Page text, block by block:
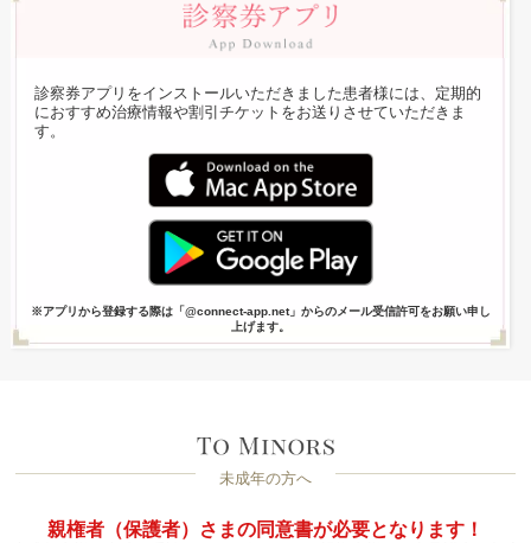
診察券アプリをインストールいただきました患者様には、定期的
におすすめ治療情報や割引チケットをお送りさせていただきま
す。
※アプリから登録する際は「@connect-app.net」からのメール受信許可をお願い申し
上げます。
未成年の方へ
親権者（保護者）さまの同意書が必要となります！